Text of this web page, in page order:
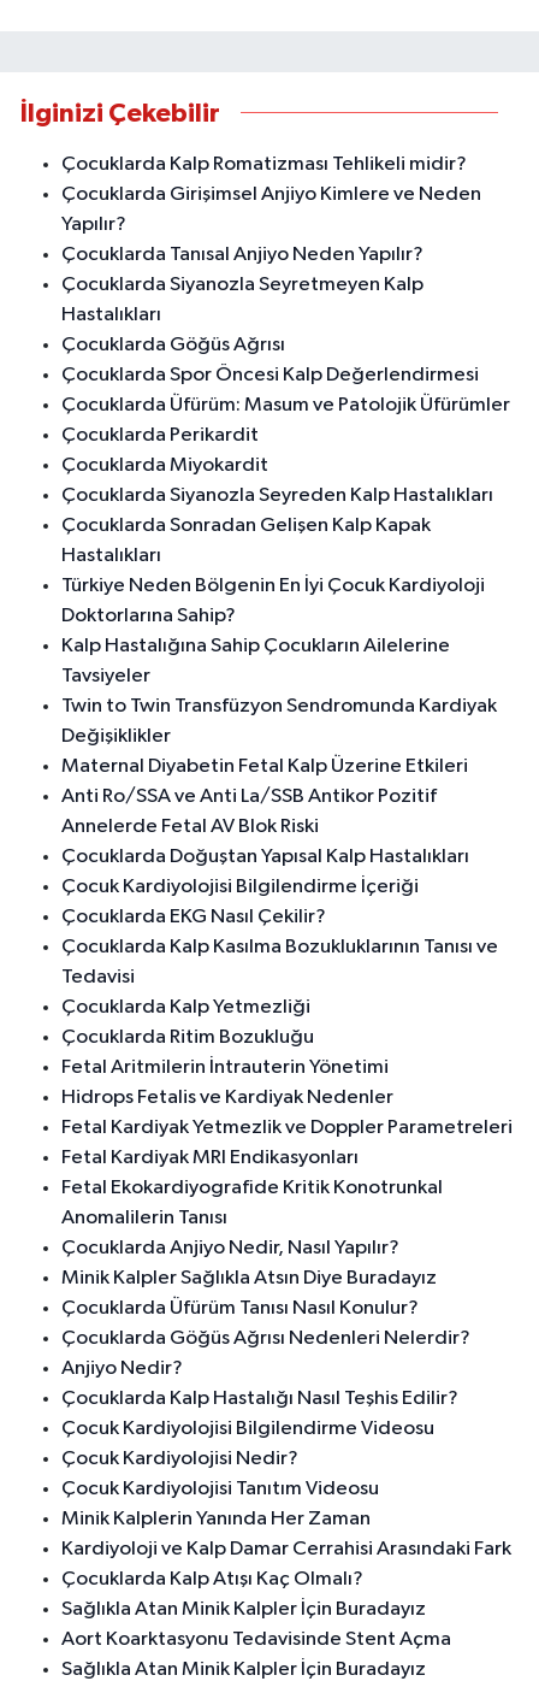
İlginizi Çekebilir
Çocuklarda Kalp Romatizması Tehlikeli midir?
Çocuklarda Girişimsel Anjiyo Kimlere ve Neden
Yapılır?
Çocuklarda Tanısal Anjiyo Neden Yapılır?
Çocuklarda Siyanozla Seyretmeyen Kalp
Hastalıkları
Çocuklarda Göğüs Ağrısı
Çocuklarda Spor Öncesi Kalp Değerlendirmesi
Çocuklarda Üfürüm: Masum ve Patolojik Üfürümler
Çocuklarda Perikardit
Çocuklarda Miyokardit
Çocuklarda Siyanozla Seyreden Kalp Hastalıkları
Çocuklarda Sonradan Gelişen Kalp Kapak
Hastalıkları
Türkiye Neden Bölgenin En İyi Çocuk Kardiyoloji
Doktorlarına Sahip?
Kalp Hastalığına Sahip Çocukların Ailelerine
Tavsiyeler
Twin to Twin Transfüzyon Sendromunda Kardiyak
Değişiklikler
Maternal Diyabetin Fetal Kalp Üzerine Etkileri
Anti Ro/SSA ve Anti La/SSB Antikor Pozitif
Annelerde Fetal AV Blok Riski
Çocuklarda Doğuştan Yapısal Kalp Hastalıkları
Çocuk Kardiyolojisi Bilgilendirme İçeriği
Çocuklarda EKG Nasıl Çekilir?
Çocuklarda Kalp Kasılma Bozukluklarının Tanısı ve
Tedavisi
Çocuklarda Kalp Yetmezliği
Çocuklarda Ritim Bozukluğu
Fetal Aritmilerin İntrauterin Yönetimi
Hidrops Fetalis ve Kardiyak Nedenler
Fetal Kardiyak Yetmezlik ve Doppler Parametreleri
Fetal Kardiyak MRI Endikasyonları
Fetal Ekokardiyografide Kritik Konotrunkal
Anomalilerin Tanısı
Çocuklarda Anjiyo Nedir, Nasıl Yapılır?
Minik Kalpler Sağlıkla Atsın Diye Buradayız
Çocuklarda Üfürüm Tanısı Nasıl Konulur?
Çocuklarda Göğüs Ağrısı Nedenleri Nelerdir?
Anjiyo Nedir?
Çocuklarda Kalp Hastalığı Nasıl Teşhis Edilir?
Çocuk Kardiyolojisi Bilgilendirme Videosu
Çocuk Kardiyolojisi Nedir?
Çocuk Kardiyolojisi Tanıtım Videosu
Minik Kalplerin Yanında Her Zaman
Kardiyoloji ve Kalp Damar Cerrahisi Arasındaki Fark
Çocuklarda Kalp Atışı Kaç Olmalı?
Sağlıkla Atan Minik Kalpler İçin Buradayız
Aort Koarktasyonu Tedavisinde Stent Açma
Sağlıkla Atan Minik Kalpler İçin Buradayız